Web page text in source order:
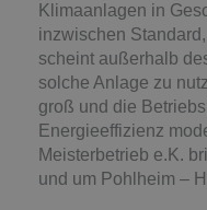
Klimaanlagen in
inzwischen
scheint außerhalb
solche Anlage zu
groß und die
Energieeffizienz
Meisterbetrieb e.K.
und um Pohlheim –